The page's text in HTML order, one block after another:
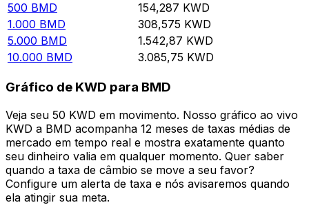
500 BMD 154,287 KWD
1.000 BMD 308,575 KWD
5.000 BMD 1.542,87 KWD
10.000 BMD 3.085,75 KWD
Gráfico de KWD para BMD
Veja seu 50 KWD em movimento. Nosso gráfico ao vivo
KWD a BMD acompanha 12 meses de taxas médias de
mercado em tempo real e mostra exatamente quanto
seu dinheiro valia em qualquer momento. Quer saber
quando a taxa de câmbio se move a seu favor?
Configure um alerta de taxa e nós avisaremos quando
ela atingir sua meta.